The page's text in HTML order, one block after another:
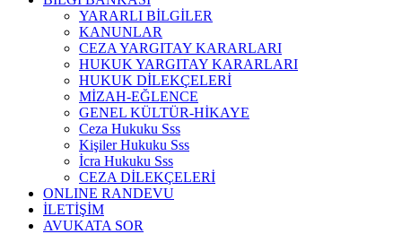
YARARLI BİLGİLER
KANUNLAR
CEZA YARGITAY KARARLARI
HUKUK YARGITAY KARARLARI
HUKUK DİLEKÇELERİ
MİZAH-EĞLENCE
GENEL KÜLTÜR-HİKAYE
Ceza Hukuku Sss
Kişiler Hukuku Sss
İcra Hukuku Sss
CEZA DİLEKÇELERİ
ONLINE RANDEVU
İLETİŞİM
AVUKATA SOR